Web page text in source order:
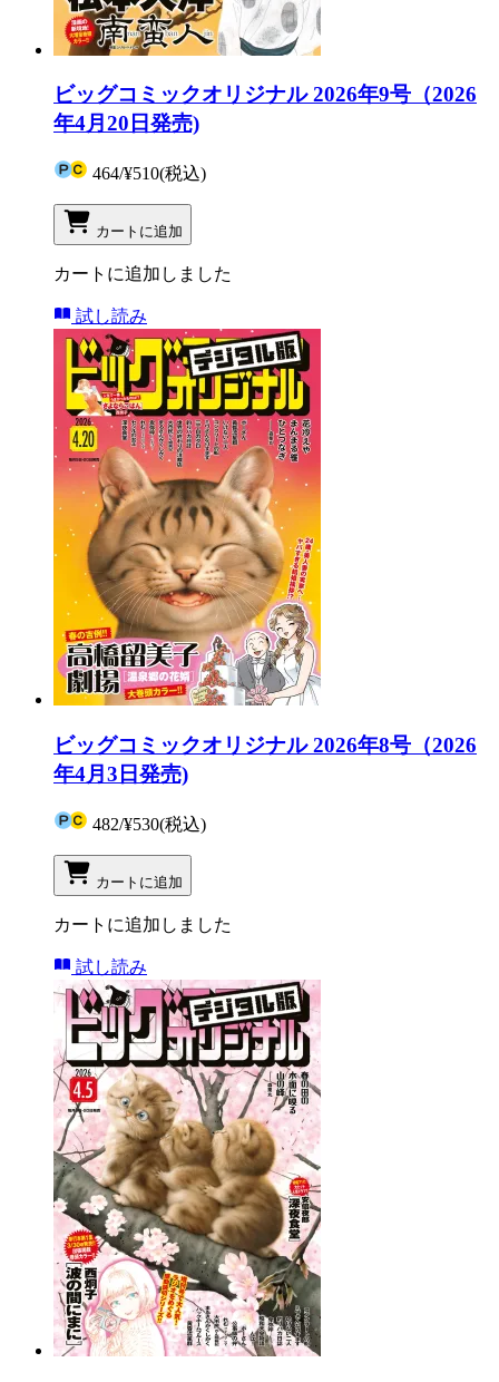
ビッグコミックオリジナル 2026年9号（2026
年4月20日発売)
464/¥510(税込)
カートに追加
カートに追加しました
試し読み
ビッグコミックオリジナル 2026年8号（2026
年4月3日発売)
482/¥530(税込)
カートに追加
カートに追加しました
試し読み